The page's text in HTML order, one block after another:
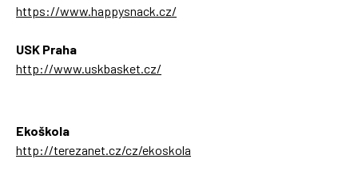
https://www.happysnack.cz/
USK Praha
http://www.uskbasket.cz/
Ekoškola
http://terezanet.cz/cz/ekoskola